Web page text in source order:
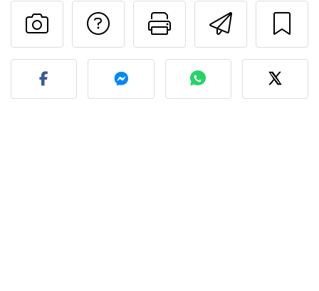
Imprima
Falar com o autor
Fez esta receita?